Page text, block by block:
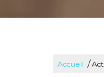
Accueil /